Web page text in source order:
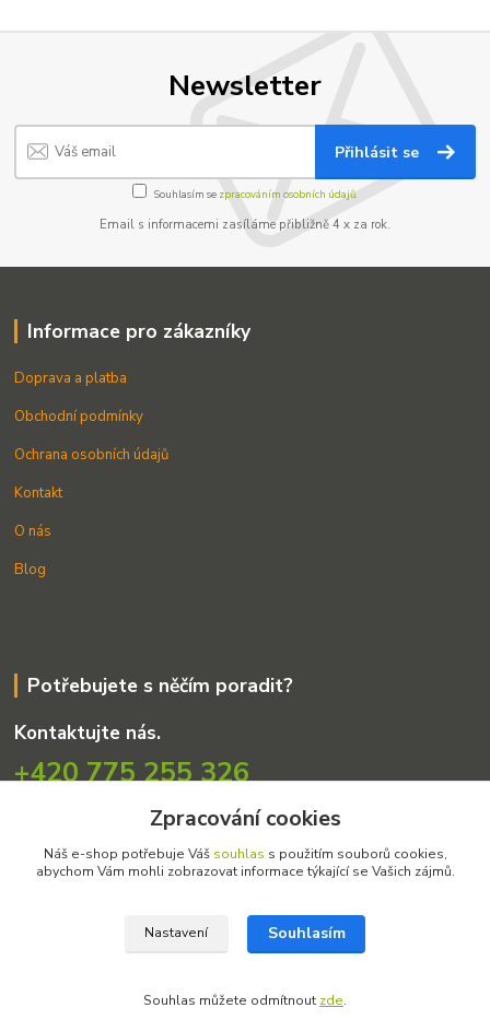
Newsletter
Přihlásit se
Souhlasím se zpracováním osobních údajů.
Email s informacemi zasíláme přibližně 4 x za rok.
Informace pro zákazníky
Doprava a platba
Obchodní podmínky
Ochrana osobních údajů
Kontakt
O nás
Blog
Potřebujete s něčím poradit?
Kontaktujte nás.
+420 775 255 326
info@amosek.czZpracování cookies
Náš e-shop potřebuje Váš souhlas s použitím souborů cookies,
abychom Vám mohli zobrazovat informace týkající se Vašich zájmů.
Nastavení Souhlasím
Souhlas můžete odmítnout zde.